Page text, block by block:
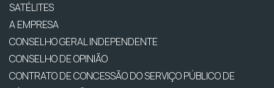
SATÉLITES
A EMPRESA
CONSELHO GERAL INDEPENDENTE
CONSELHO DE OPINIÃO
CONTRATO DE CONCESSÃO DO SERVIÇO PÚBLICO DE